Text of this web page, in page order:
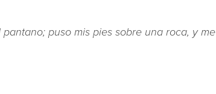
puso mis pies sobre una roca, y me